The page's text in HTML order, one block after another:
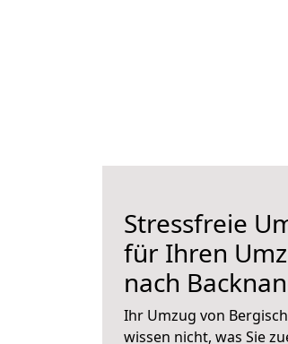
Stressfreie
für Ihren
nach
Ihr Umzug von
wissen nicht, was Sie